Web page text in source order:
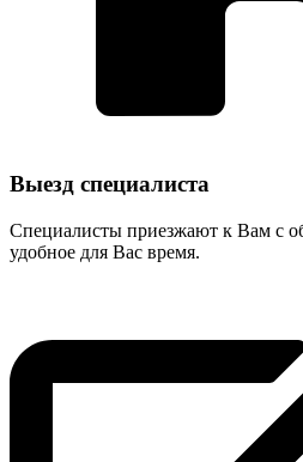
Выезд специалиста
Специалисты приезжают к Вам с
удобное для Вас время.